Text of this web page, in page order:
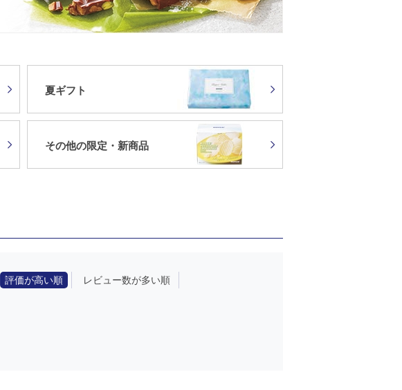
夏ギフト
その他の限定・新商品
評価が高い順 レビュー数が多い順